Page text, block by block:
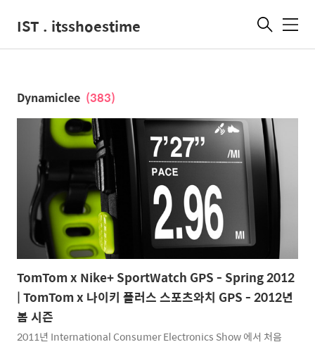
IST . itsshoestime 메
Dynamiclee (383)
TomTom x Nike+ SportWatch GPS - Spring 2012
| TomTom x 나이키 플러스 스포츠와치 GPS - 2012년
봄 시즌
2011년 International Consumer Electronics Show 에서 처음